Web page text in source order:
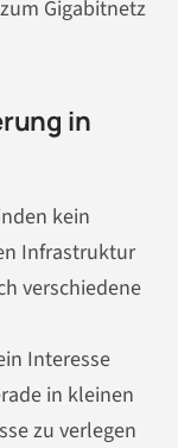
Gigabitnetz
in
kein
Infrastruktur
verschiedene
Interesse
in kleinen
zu verlegen